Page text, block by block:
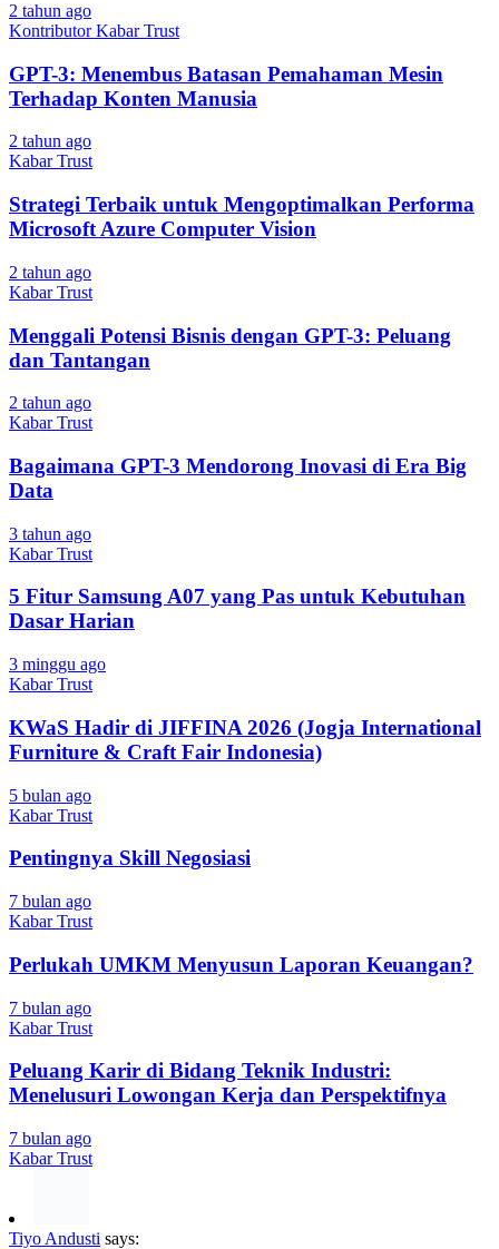
2 tahun ago
Kontributor Kabar Trust
GPT-3: Menembus Batasan Pemahaman Mesin
Terhadap Konten Manusia
2 tahun ago
Kabar Trust
Strategi Terbaik untuk Mengoptimalkan Performa
Microsoft Azure Computer Vision
2 tahun ago
Kabar Trust
Menggali Potensi Bisnis dengan GPT-3: Peluang
dan Tantangan
2 tahun ago
Kabar Trust
Bagaimana GPT-3 Mendorong Inovasi di Era Big
Data
3 tahun ago
Kabar Trust
5 Fitur Samsung A07 yang Pas untuk Kebutuhan
Dasar Harian
3 minggu ago
Kabar Trust
KWaS Hadir di JIFFINA 2026 (Jogja International
Furniture & Craft Fair Indonesia)
5 bulan ago
Kabar Trust
Pentingnya Skill Negosiasi
7 bulan ago
Kabar Trust
Perlukah UMKM Menyusun Laporan Keuangan?
7 bulan ago
Kabar Trust
Peluang Karir di Bidang Teknik Industri:
Menelusuri Lowongan Kerja dan Perspektifnya
7 bulan ago
Kabar Trust
Tiyo Andusti says: